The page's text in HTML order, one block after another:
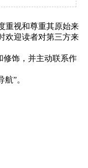
重视和尊重其原始来
欢迎读者对第三方来
修饰，并主动联系作
”。